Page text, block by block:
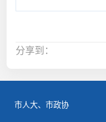
分享到：
市人大、市政协